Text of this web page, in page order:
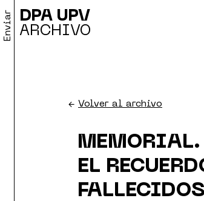
DPA UPV
ARCHIVO
Enviar
← Volver al archivo
MEMORIAL.
EL